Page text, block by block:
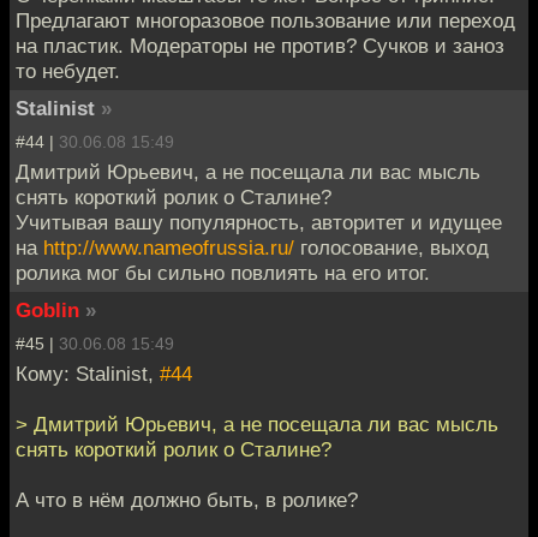
Предлагают многоразовое пользование или переход
на пластик. Модераторы не против? Сучков и заноз
то небудет.
Stalinist »
#44 | 30.06.08 15:49
Дмитрий Юрьевич, а не посещала ли вас мысль
снять короткий ролик о Сталине?
Учитывая вашу популярность, авторитет и идущее
на http://www.nameofrussia.ru/ голосование, выход
ролика мог бы сильно повлиять на его итог.
Goblin »
#45 | 30.06.08 15:49
Кому: Stalinist, #44
> Дмитрий Юрьевич, а не посещала ли вас мысль
снять короткий ролик о Сталине?
А что в нём должно быть, в ролике?